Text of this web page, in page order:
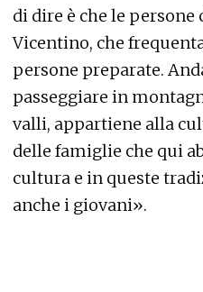
di dire è che le persone
Vicentino, che
persone preparate.
passeggiare in
valli, appartiene alla
delle famiglie che qui
cultura e in queste
anche i giovani».